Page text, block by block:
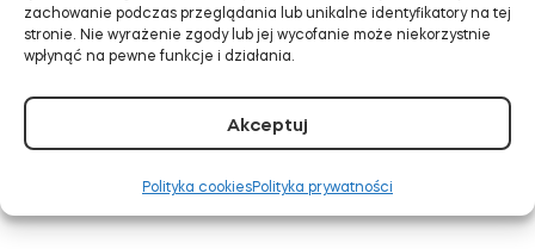
zachowanie podczas przeglądania lub unikalne identyfikatory na tej
stronie. Nie wyrażenie zgody lub jej wycofanie może niekorzystnie
wpłynąć na pewne funkcje i działania.
Akceptuj
Polityka cookiesPolityka prywatności
Tedee GO2 to najlepszy
smart lock w swojej cenie